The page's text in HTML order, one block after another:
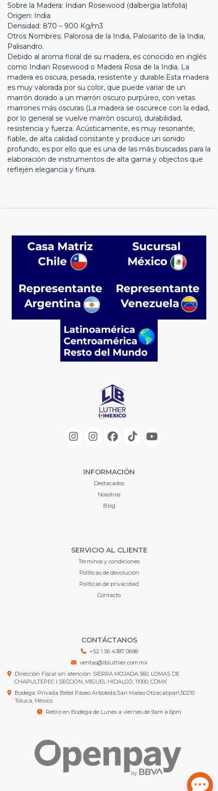
Sobre la Madera: Indian Rosewood (dalbergia latifolia)
Origen: India
Densidad: 870 – 900 Kg/m3
Otros Nombres: Palorosa de la India, Palosanto de la India,
Palisandro.
Debido al aroma floral de su madera, es conocido en inglés
como Indian Rosewood o Madera Rosa de la India. La
madera es oscura, pesada, resistente y durable.Esta madera
es muy valorada por su color, que puede variar de un
marrón dorado a un marrón oscuro purpúreo, con vetas
marrones más oscuras (La madera se oscurece con la edad,
por lo general se vuelve marrón oscuro), durabilidad,
resistencia y fuerza. Acústicamente, es muy resonante,
fiable, de alta calidad constante y produce un sonido
profundo, es por ello que es una de las más buscadas para la
elaboración de instrumentos de alta gama y objectos que
reflejen elegancia y finura.
INFORMACIÓN
Destacados
Nosotros
Blog
SERVICIO AL CLIENTE
Términos y condiciones
Políticas de devolución
Políticas de privacidad
Contacto
CONTÁCTANOS
+52 1 56 4387 0698
ventas@lbluthier.com.mx
Dirección Fiscal sin atención: SIERRA MOJADA 560, LOMAS DE
CHAPULTEPEC I SECCION, MIGUEL HIDALGO, 11000, CDMX
Bodega: Privada Betel Paseo Arboleda,San Mateo Otzacatipan,50210
Toluca, México
Retiro en Bodega de Lunes a viernes de 9am a 6pm